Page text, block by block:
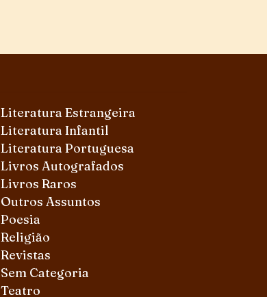
Literatura Estrangeira
Literatura Infantil
Literatura Portuguesa
Livros Autografados
Livros Raros
Outros Assuntos
Poesia
Religião
Revistas
Sem Categoria
Teatro